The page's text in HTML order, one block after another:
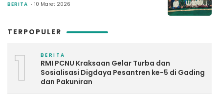
BERITA 10 Maret 2026
TERPOPULER
1 BERITA
RMI PCNU Kraksaan Gelar Turba dan
Sosialisasi Digdaya Pesantren ke-5 di Gading
dan Pakuniran